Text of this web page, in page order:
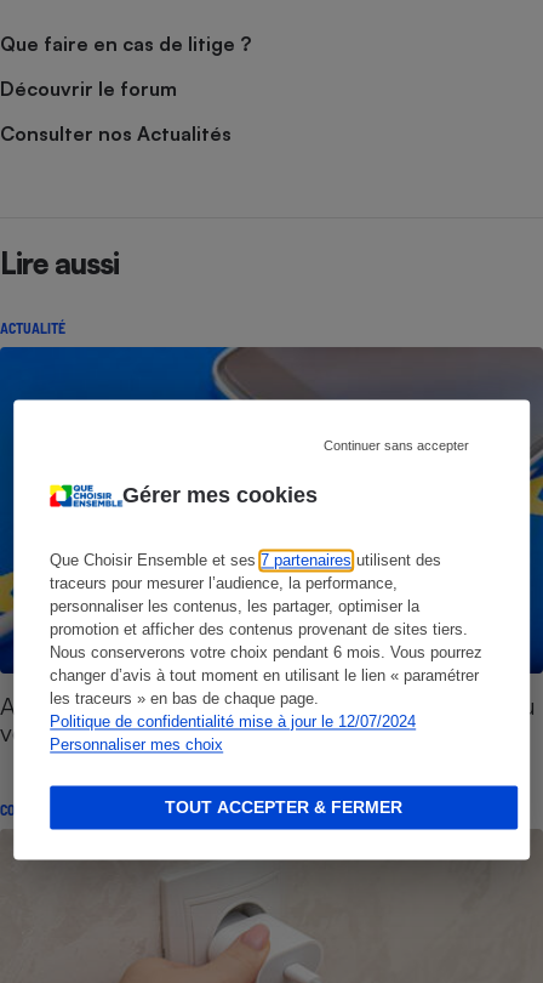
Gérer mes cookies
Que Choisir Ensemble et ses7 partenaires utilisent des
traceurs pour mesurer l’audience, la performance,
personnaliser les contenus, les partager, optimiser la
promotion et afficher des contenus provenant de sites tiers.
Nous conserverons votre choix pendant 6 mois. Vous pourrez
changer d’avis à tout moment en utilisant le lien « paramétrer
les traceurs » en bas de chaque page.
Politique de confidentialité mise à jour le 12/07/2024
Personnaliser mes choix
Continuer sans accepter
TOUT ACCEPTER & FERMER
Que faire en cas de litige ?
Découvrir le forum
Consulter nos Actualités
Lire aussi
ACTUALITÉ
Appareils électroniques - L’Europe donne son feu
vert au chargeur universel
CONSEILS